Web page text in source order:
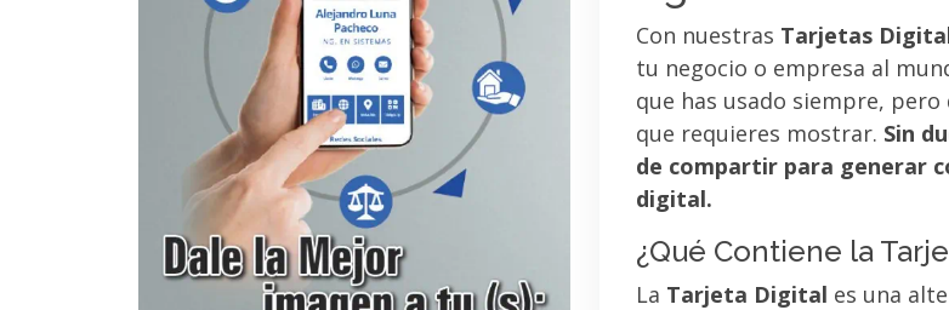
Con nuestras Tarjetas
tu negocio o empresa al
que has usado siempre,
que requieres mostrar. Sin
de compartir para generar
digital.
¿Qué Contiene la
La Tarjeta Digital es una